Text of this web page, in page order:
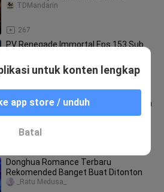
MANDARIN - Donghua
267
TDMandarin
PV Renegade Immortal Eps 153 Sub
5.8K
Donghua Terbaru Satu Author Dengan
Donghua Romance Terbaru
Rekomended Banget Buat Ditonton
_Ratu Medusa_
untuk konten lengkap
app store / unduh
Batal